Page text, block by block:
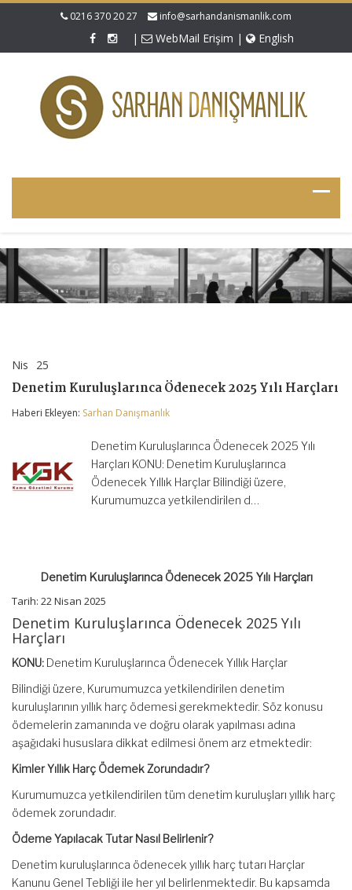
0216 370 20 27 info@sarhandanismanlik.com
| WebMail Erişim | English
Nis 25
Ödenecek
Yılı
Denetim Kuruluşlarınca Ödenecek 2025 Yılı Harçları
Haberi Ekleyen: Sarhan Danışmanlık
Denetim Kuruluşlarınca Ödenecek 2025 Yılı
Harçları KONU: Denetim Kuruluşlarınca
Ödenecek Yıllık Harçlar Bilindiği üzere,
Kurumumuzca yetkilendirilen d…
Denetim Kuruluşlarınca Ödenecek 2025 Yılı Harçları
Tarih: 22 Nisan 2025
Denetim Kuruluşlarınca Ödenecek 2025 Yılı
Harçları
KONU: Denetim Kuruluşlarınca Ödenecek Yıllık Harçlar
Bilindiği üzere, Kurumumuzca yetkilendirilen denetim
kuruluşlarının yıllık harç ödemesi gerekmektedir. Söz konusu
ödemelerin zamanında ve doğru olarak yapılması adına
aşağıdaki hususlara dikkat edilmesi önem arz etmektedir:
Kimler Yıllık Harç Ödemek Zorundadır?
Kurumumuzca yetkilendirilen tüm denetim kuruluşları yıllık harç
ödemek zorundadır.
Ödeme Yapılacak Tutar Nasıl Belirlenir?
Denetim kuruluşlarınca ödenecek yıllık harç tutarı Harçlar
Kanunu Genel Tebliği ile her yıl belirlenmektedir. Bu kapsamda